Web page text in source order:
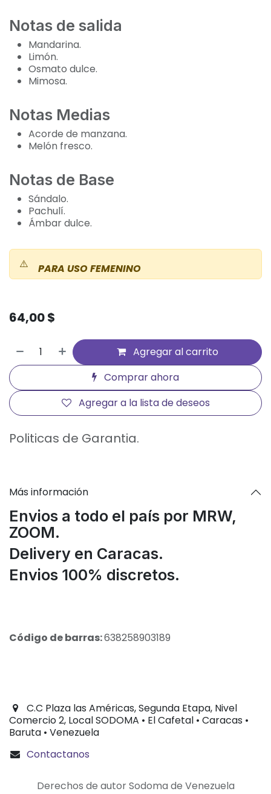
Notas de salida
Mandarina.
Limón.
Osmato dulce.
Mimosa.
Notas Medias
Acorde de manzana.
Melón fresco.
Notas de Base
Sándalo.
Pachulí.
Ámbar dulce.
⚠️ PARA USO FEMENINO
64,00$
Agregar al carrito
Comprar ahora
Agregar a la lista de deseos
Politicas de Garantia.
Más información
Envios a todo el país por MRW,
ZOOM.
Delivery en Caracas.
Envios 100% discretos.
Código de barras:638258903189
C.C Plaza las Américas, Segunda Etapa, Nivel
Comercio 2, Local SODOMA • El Cafetal • Caracas •
Baruta • Venezuela
Contactanos
Derechos de autor Sodoma de Venezuela